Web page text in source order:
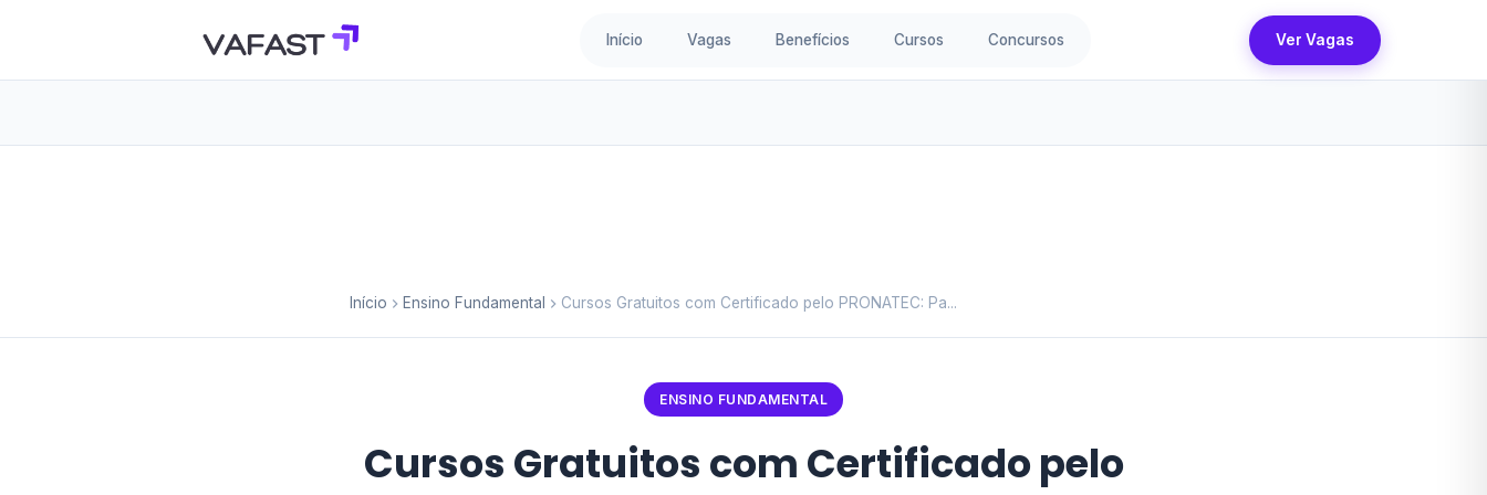
Início Vagas Benefícios Cursos Concursos Ver Vagas
Início Ensino Fundamental Cursos Gratuitos com Certificado pelo PRONATEC: Pa...
ENSINO FUNDAMENTAL
Cursos Gratuitos com Certificado pelo